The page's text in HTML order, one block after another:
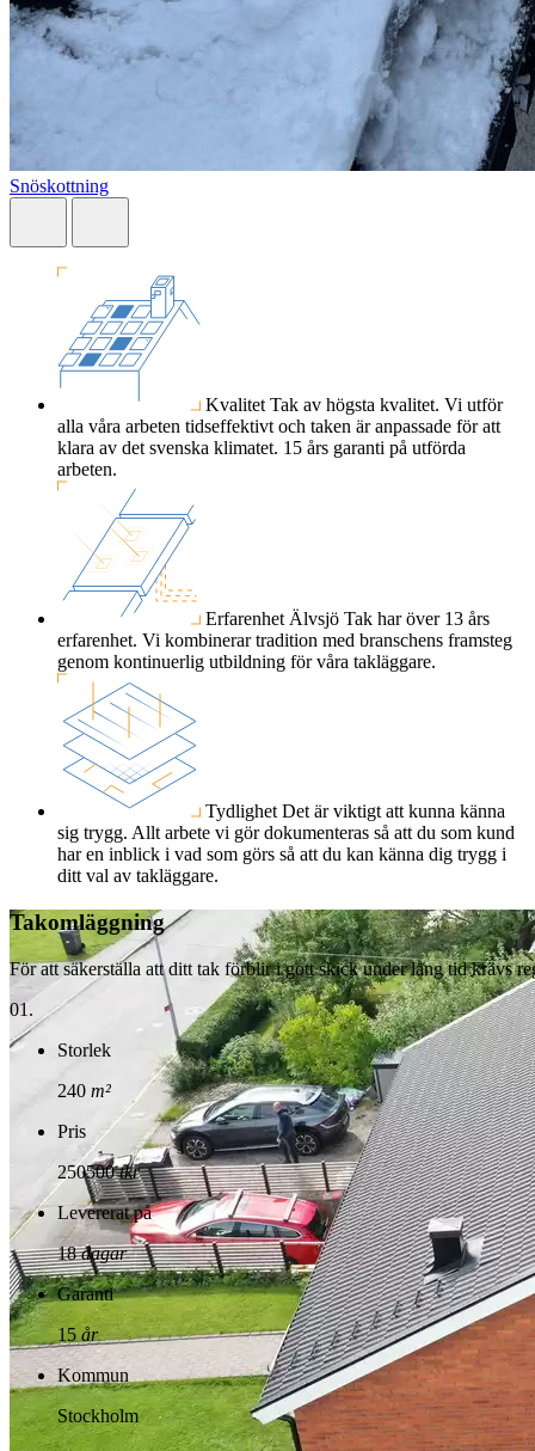
Snöskottning
Kvalitet Tak av högsta kvalitet. Vi utför
alla våra arbeten tidseffektivt och taken är anpassade för att
klara av det svenska klimatet. 15 års garanti på utförda
arbeten.
Erfarenhet Älvsjö Tak har över 13 års
erfarenhet. Vi kombinerar tradition med branschens framsteg
genom kontinuerlig utbildning för våra takläggare.
Tydlighet Det är viktigt att kunna känna
sig trygg. Allt arbete vi gör dokumenteras så att du som kund
har en inblick i vad som görs så att du kan känna dig trygg i
ditt val av takläggare.
Takomläggning
För att säkerställa att ditt tak förblir i gott skick under lång tid krävs
01.
Storlek
240 m²
Pris
250500tkr
Levererat på
18dagar
Garanti
15 år
Kommun
Stockholm